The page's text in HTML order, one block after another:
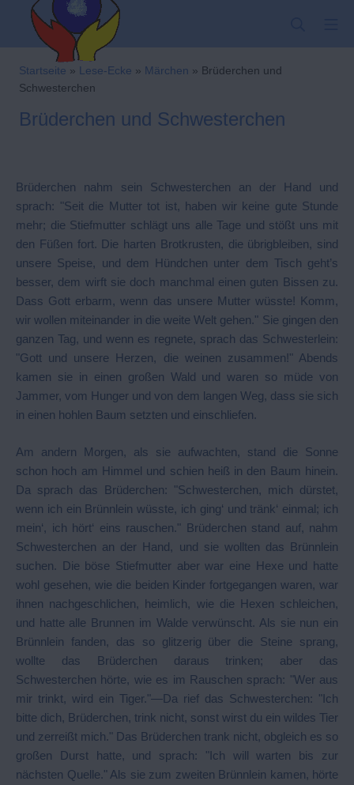
springen
Kindergarten-
Startseite » Lese-Ecke » Märchen » Brüderchen und
Schwesterchen
Brüderchen und Schwesterchen
Brüderchen nahm sein Schwesterchen an der Hand und
sprach: "Seit die Mutter tot ist, haben wir keine gute Stunde
mehr; die Stiefmutter schlägt uns alle Tage und stößt uns mit
den Füßen fort. Die harten Brotkrusten, die übrigbleiben, sind
unsere Speise, und dem Hündchen unter dem Tisch geht’s
besser, dem wirft sie doch manchmal einen guten Bissen zu.
Dass Gott erbarm, wenn das unsere Mutter wüsste! Komm,
wir wollen miteinander in die weite Welt gehen." Sie gingen den
ganzen Tag, und wenn es regnete, sprach das Schwesterlein:
"Gott und unsere Herzen, die weinen zusammen!" Abends
kamen sie in einen großen Wald und waren so müde von
Jammer, vom Hunger und von dem langen Weg, dass sie sich
in einen hohlen Baum setzten und einschliefen.
Am andern Morgen, als sie aufwachten, stand die Sonne
schon hoch am Himmel und schien heiß in den Baum hinein.
Da sprach das Brüderchen: "Schwesterchen, mich dürstet,
wenn ich ein Brünnlein wüsste, ich ging‘ und tränk‘ einmal; ich
mein‘, ich hört‘ eins rauschen." Brüderchen stand auf, nahm
Schwesterchen an der Hand, und sie wollten das Brünnlein
suchen. Die böse Stiefmutter aber war eine Hexe und hatte
wohl gesehen, wie die beiden Kinder fortgegangen waren, war
ihnen nachgeschlichen, heimlich, wie die Hexen schleichen,
und hatte alle Brunnen im Walde verwünscht. Als sie nun ein
Brünnlein fanden, das so glitzerig über die Steine sprang,
wollte das Brüderchen daraus trinken; aber das
Schwesterchen hörte, wie es im Rauschen sprach: "Wer aus
mir trinkt, wird ein Tiger."—Da rief das Schwesterchen: "Ich
bitte dich, Brüderchen, trink nicht, sonst wirst du ein wildes Tier
und zerreißt mich." Das Brüderchen trank nicht, obgleich es so
großen Durst hatte, und sprach: "Ich will warten bis zur
nächsten Quelle." Als sie zum zweiten Brünnlein kamen, hörte